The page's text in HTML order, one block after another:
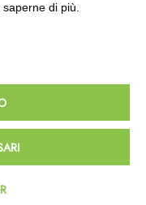
e Cookie Policy
di più.